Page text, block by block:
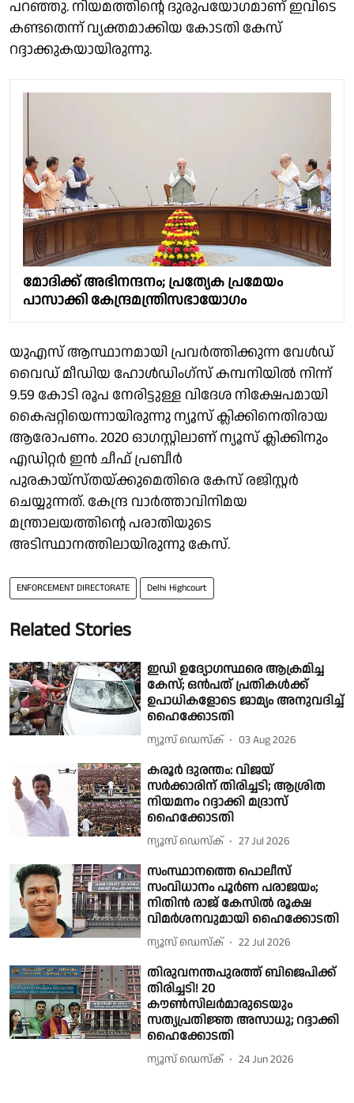
പറഞ്ഞു. നിയമത്തിന്റെ ദുരുപയോഗമാണ് ഇവിടെ
കണ്ടതെന്ന് വ്യക്തമാക്കിയ കോടതി കേസ്
റദ്ദാക്കുകയായിരുന്നു.
മോദിക്ക് അഭിനന്ദനം; പ്രത്യേക പ്രമേയം
പാസാക്കി കേന്ദ്രമന്ത്രിസഭായോഗം
യുഎസ് ആസ്ഥാനമായി പ്രവര്‍ത്തിക്കുന്ന വേള്‍ഡ്
വൈഡ് മീഡിയ ഹോള്‍ഡിംഗ്‌സ് കമ്പനിയില്‍ നിന്ന്
9.59 കോടി രൂപ നേരിട്ടുള്ള വിദേശ നിക്ഷേപമായി
കൈപ്പറ്റിയെന്നായിരുന്നു ന്യൂസ് ക്ലിക്കിനെതിരായ
ആരോപണം. 2020 ഓഗസ്റ്റിലാണ് ന്യൂസ് ക്ലിക്കിനും
എഡിറ്റര്‍ ഇന്‍ ചീഫ് പ്രബീര്‍
പുരകായ്‌സ്തയ്ക്കുമെതിരെ കേസ് രജിസ്റ്റര്‍
ചെയ്യുന്നത്. കേന്ദ്ര വാര്‍ത്താവിനിമയ
മന്ത്രാലയത്തിന്റെ പരാതിയുടെ
അടിസ്ഥാനത്തിലായിരുന്നു കേസ്.
ENFORCEMENT DIRECTORATE Delhi Highcourt
Related Stories
ഇഡി ഉദ്യോഗസ്ഥരെ ആക്രമിച്ച
കേസ്; ഒൻപത് പ്രതികൾക്ക്
ഉപാധികളോടെ ജാമ്യം അനുവദിച്ച്
ഹൈക്കോടതി
ന്യൂസ് ഡെസ്ക് 03 Aug 2026
കരൂർ ദുരന്തം: വിജയ്
സര്‍ക്കാരിന് തിരിച്ചടി; ആശ്രിത
നിയമനം റദ്ദാക്കി മദ്രാസ്
ഹൈക്കോടതി
ന്യൂസ് ഡെസ്ക് 27 Jul 2026
സംസ്ഥാനത്തെ പൊലീസ്
സംവിധാനം പൂർണ പരാജയം;
നിതിൻ രാജ് കേസിൽ രൂക്ഷ
വിമർശനവുമായി ഹൈക്കോടതി
ന്യൂസ് ഡെസ്ക് 22 Jul 2026
തിരുവനന്തപുരത്ത് ബിജെപിക്ക്
തിരിച്ചടി! 20
കൗണ്‍സിലര്‍മാരുടെയും
സത്യപ്രതിജ്ഞ അസാധു; റദ്ദാക്കി
ഹൈക്കോടതി
ന്യൂസ് ഡെസ്ക് 24 Jun 2026